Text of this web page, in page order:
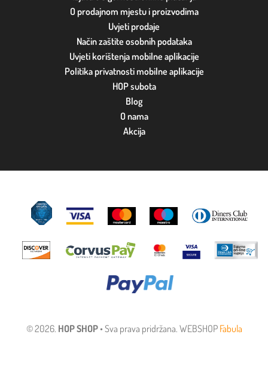
O prodajnom mjestu i proizvodima
Uvjeti prodaje
Način zaštite osobnih podataka
Uvjeti korištenja mobilne aplikacije
Politika privatnosti mobilne aplikacije
HOP subota
Blog
O nama
Akcija
© 2026. HOP SHOP• Sva prava pridržana. WEBSHOP Fabula